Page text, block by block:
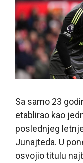
Sa samo 23
etablirao kao
poslednjeg
Junajteda. U
osvojio titulu